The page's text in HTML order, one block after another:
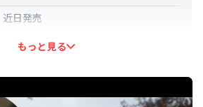
近日発売
Haenir Studio
もっと見る